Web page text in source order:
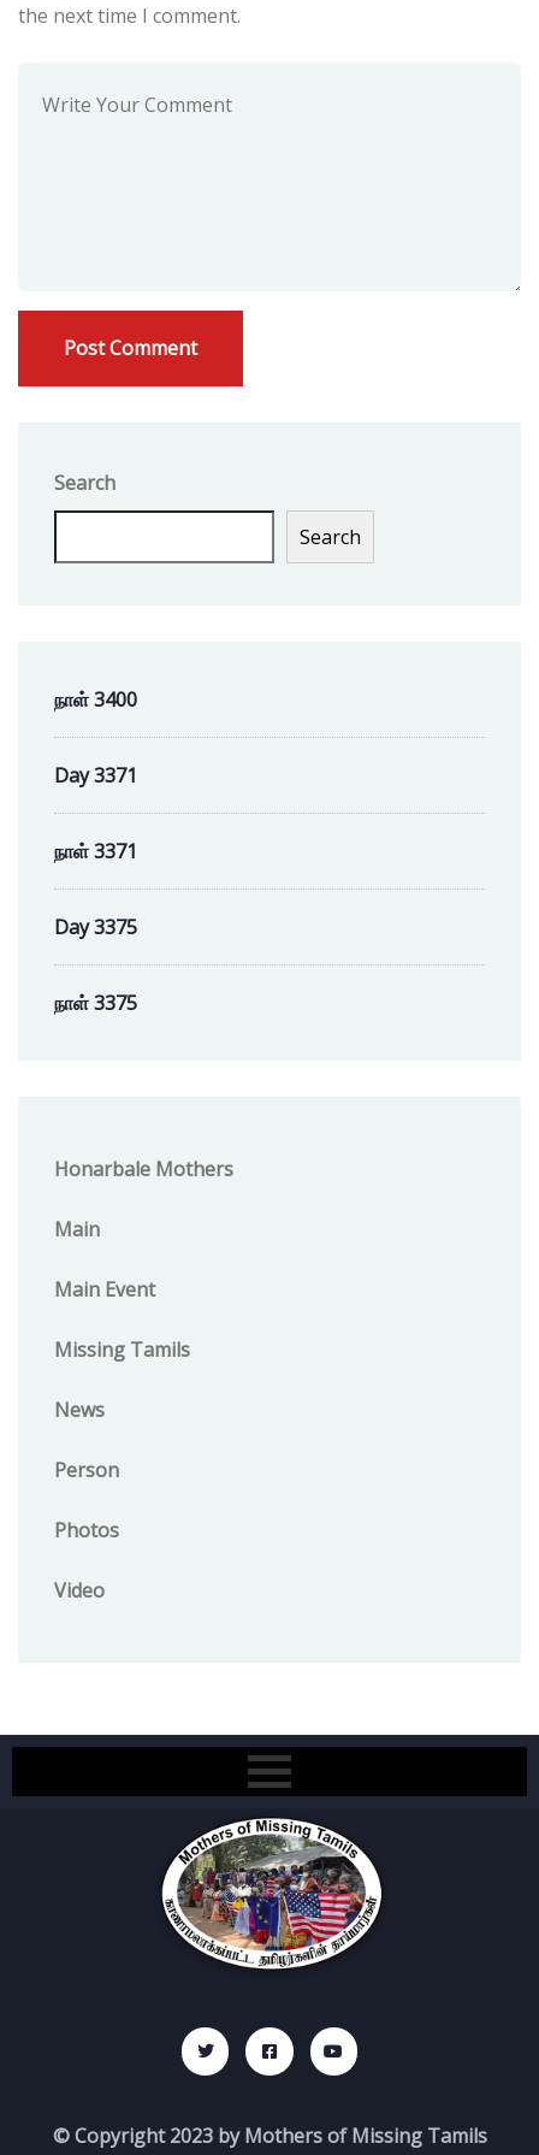
the next time I comment.
Search
Search
நாள் 3400
Day 3371
நாள் 3371
Day 3375
நாள் 3375
Honarbale Mothers
Main
Main Event
Missing Tamils
News
Person
Photos
Video
© Copyright 2023 by Mothers of Missing Tamils